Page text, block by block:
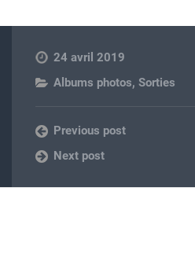
24 avril 2019
Albums photos,Sorties
Previous post
Next post